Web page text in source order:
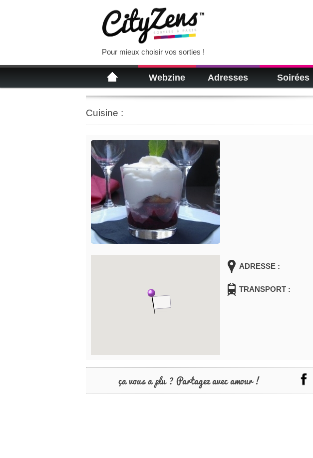
Pour mieux choisir vos sorties !
Webzine Adresses Soirées
Cuisine :
ADRESSE :
TRANSPORT :
ça vous a plu ? Partagez avec amour !